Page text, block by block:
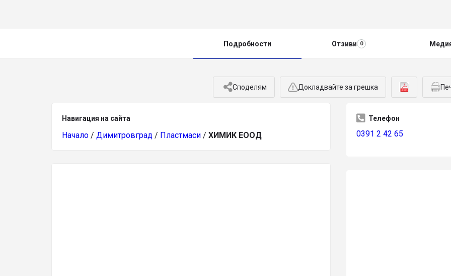
Подробности Отзиви 0
Споделям Докладвайте за грешка
Навигация на сайта
Начало / Димитровград / Пластмаси / ХИМИК ЕООД
Телефон
0391 2 42 65